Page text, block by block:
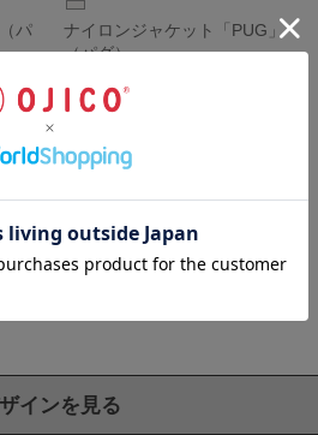
パ
ナイロンジャケット「PUG」
（パグ）
12,760税込
インを見る